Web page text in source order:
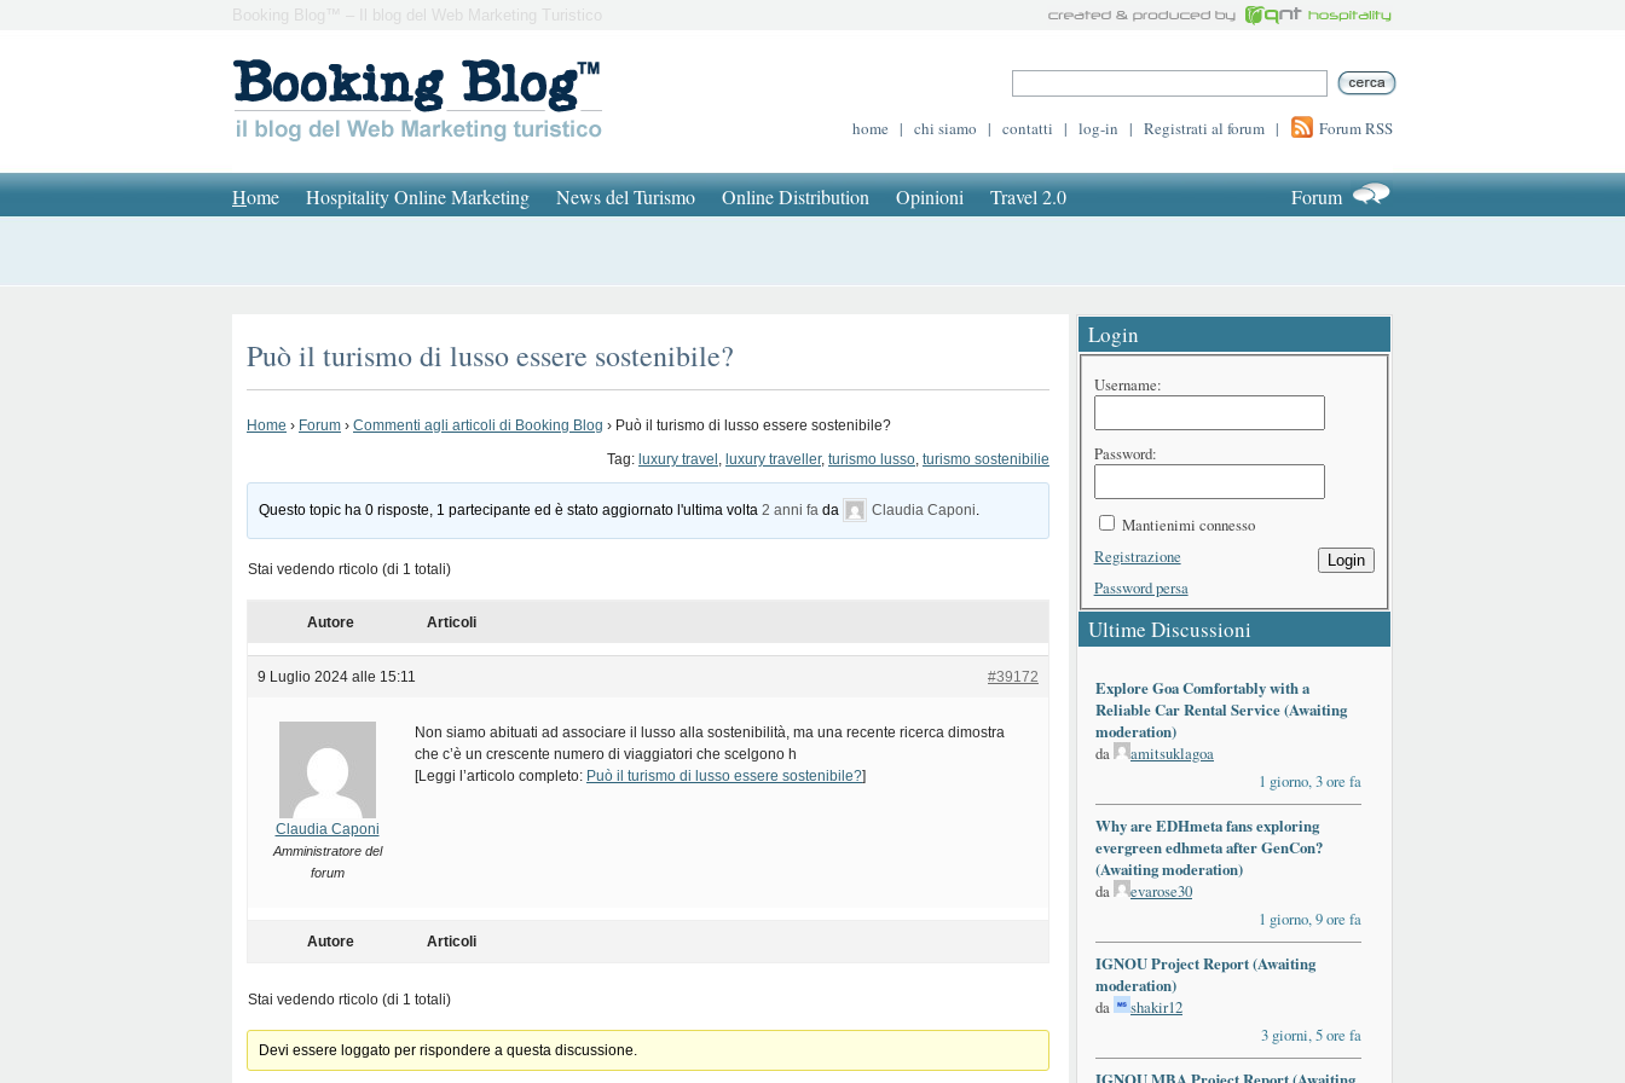
Booking Blog™ – Il blog del Web Marketing Turistico
home | chi siamo | contatti | log-in | Registrati al forum | Forum RSS
Home Hospitality Online Marketing News del Turismo Online Distribution Opinioni Travel 2.0 Forum
Può il turismo di lusso essere sostenibile?
Home › Forum › Commenti agli articoli di Booking Blog › Può il turismo di lusso essere sostenibile?
Tag: luxury travel , luxury traveller, turismo lusso, turismo sostenibilie
Questo topic ha 0 risposte, 1 partecipante ed è stato aggiornato l'ultima volta2 anni fa da Claudia Caponi
Stai vedendo rticolo (di 1 totali)
Autore Articoli
9 Luglio 2024 alle 15:11 #39172
Claudia Caponi
Amministratore del
forum
Non siamo abituati ad associare il lusso alla sostenibilità, ma una recente ricerca dimostra
che c’è un crescente numero di viaggiatori che scelgono h
[Leggi l’articolo completo: Può il turismo di lusso essere sostenibile?]
Autore Articoli
Stai vedendo rticolo (di 1 totali)
Devi essere loggato per rispondere a questa discussione.
Login
Username:
Password:
Mantienimi connesso
Login
Registrazione
Password persa
Ultime Discussioni
Explore Goa Comfortably with a
Reliable Car Rental Service (Awaiting
moderation)
da
amitsuklagoa
1 giorno, 3 ore fa
Why are EDHmeta fans exploring
evergreen edhmeta after GenCon?
(Awaiting moderation)
da
evarose30
1 giorno, 9 ore fa
IGNOU Project Report (Awaiting
moderation)
da
shakir12
3 giorni, 5 ore fa